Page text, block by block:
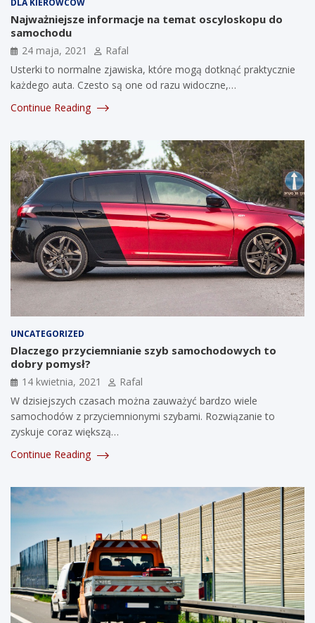
Najważniejsze informacje na temat oscyloskopu do
samochodu
24 maja, 2021
Rafal
Usterki to normalne zjawiska, które mogą dotknąć praktycznie
każdego auta. Czesto są one od razu widoczne,…
Continue Reading
UNCATEGORIZED
Dlaczego przyciemnianie szyb samochodowych to
dobry pomysł?
14 kwietnia, 2021
Rafal
W dzisiejszych czasach można zauważyć bardzo wiele
samochodów z przyciemnionymi szybami. Rozwiązanie to
zyskuje coraz większą…
Continue Reading